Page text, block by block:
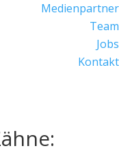
Medienpartner
Team
Jobs
Kontakt